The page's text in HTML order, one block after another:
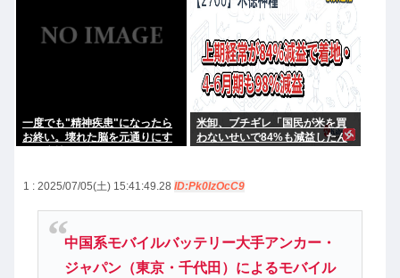
一度でも"精神疾患"になったら
お終い。壊れた脳を元通りにす
米卸、ブチギレ「国民が米を買
わないせいで84%も減益したん
1 : 2025/07/05(土) 15:41:49.28 ID:Pk0IzOcC9
中国系モバイルバッテリー大手アンカー・
ジャパン（東京・千代田）によるモバイル